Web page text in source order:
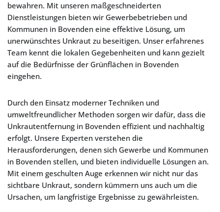
bewahren. Mit unseren maßgeschneiderten
Dienstleistungen bieten wir Gewerbebetrieben und
Kommunen in Bovenden eine effektive Lösung, um
unerwünschtes Unkraut zu beseitigen. Unser erfahrenes
Team kennt die lokalen Gegebenheiten und kann gezielt
auf die Bedürfnisse der Grünflächen in Bovenden
eingehen.
Durch den Einsatz moderner Techniken und
umweltfreundlicher Methoden sorgen wir dafür, dass die
Unkrautentfernung in Bovenden effizient und nachhaltig
erfolgt. Unsere Experten verstehen die
Herausforderungen, denen sich Gewerbe und Kommunen
in Bovenden stellen, und bieten individuelle Lösungen an.
Mit einem geschulten Auge erkennen wir nicht nur das
sichtbare Unkraut, sondern kümmern uns auch um die
Ursachen, um langfristige Ergebnisse zu gewährleisten.